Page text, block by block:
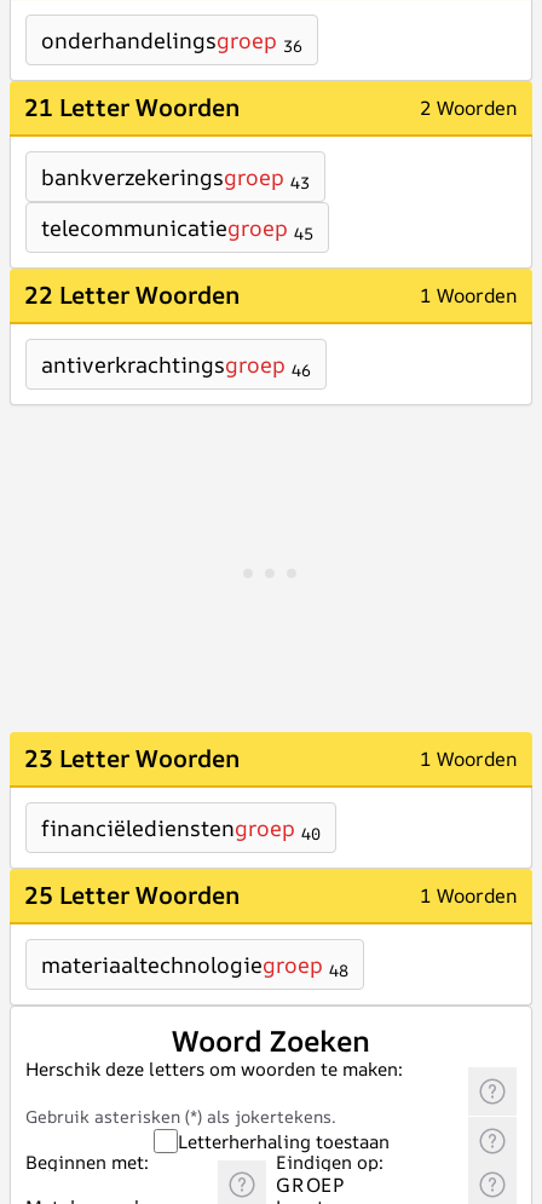
onderhandelingsgroep 36
21 Letter Woorden 2 Woorden
bankverzekeringsgroep 43
telecommunicatiegroep 45
22 Letter Woorden 1 Woorden
antiverkrachtingsgroep 46
23 Letter Woorden 1 Woorden
financiëledienstengroep 40
25 Letter Woorden 1 Woorden
materiaaltechnologiegroep 48
Woord Zoeken
Herschik deze letters om woorden te maken:
Gebruik asterisken (*) als jokertekens.
Letterherhaling toestaan
Beginnen met:
Eindigen op: